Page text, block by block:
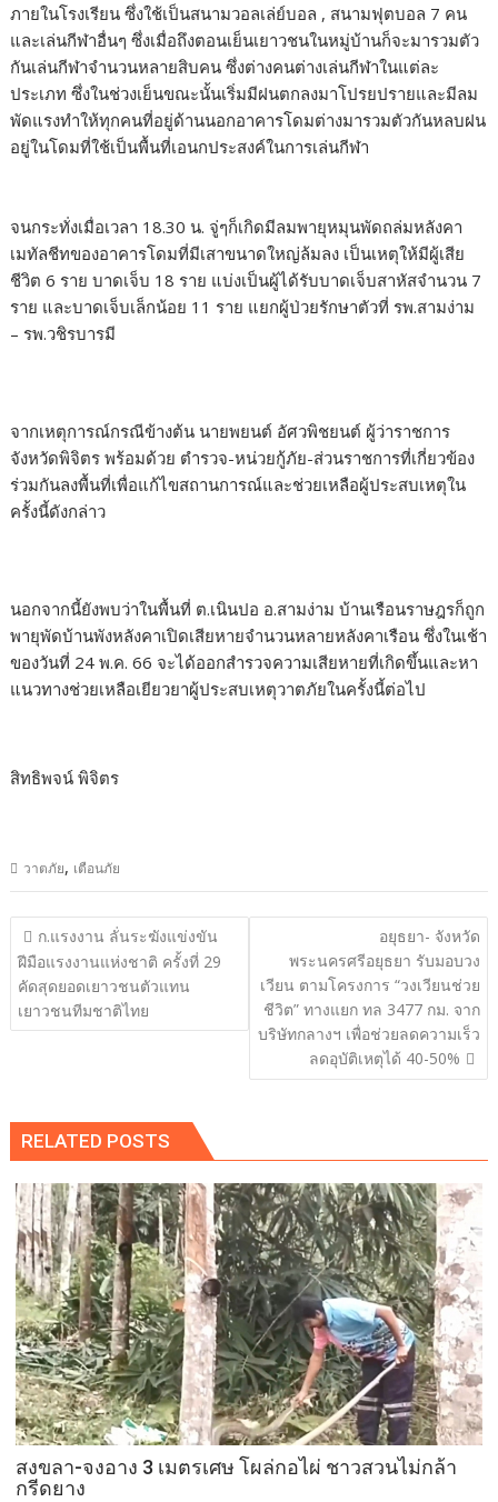
ภายในโรงเรียน ซึ่งใช้เป็นสนามวอลเล่ย์บอล , สนามฟุตบอล 7 คน
และเล่นกีฬาอื่นๆ ซึ่งเมื่อถึงตอนเย็นเยาวชนในหมู่บ้านก็จะมารวมตัว
กันเล่นกีฬาจำนวนหลายสิบคน ซึ่งต่างคนต่างเล่นกีฬาในแต่ละ
ประเภท ซึ่งในช่วงเย็นขณะนั้นเริ่มมีฝนตกลงมาโปรยปรายและมีลม
พัดแรงทำให้ทุกคนที่อยู่ด้านนอกอาคารโดมต่างมารวมตัวกันหลบฝน
อยู่ในโดมที่ใช้เป็นพื้นที่เอนกประสงค์ในการเล่นกีฬา
จนกระทั่งเมื่อเวลา 18.30 น. จู่ๆก็เกิดมีลมพายุหมุนพัดถล่มหลังคา
เมทัลชีทของอาคารโดมที่มีเสาขนาดใหญ่ล้มลง เป็นเหตุให้มีผู้เสีย
ชีวิต 6 ราย บาดเจ็บ 18 ราย แบ่งเป็นผู้ได้รับบาดเจ็บสาหัสจำนวน 7
ราย และบาดเจ็บเล็กน้อย 11 ราย แยกผู้ป่วยรักษาตัวที่ รพ.สามง่าม
– รพ.วชิรบารมี
จากเหตุการณ์กรณีข้างต้น นายพยนต์ อัศวพิชยนต์ ผู้ว่าราชการ
จังหวัดพิจิตร พร้อมด้วย ตำรวจ-หน่วยกู้ภัย-ส่วนราชการที่เกี่ยวข้อง
ร่วมกันลงพื้นที่เพื่อแก้ไขสถานการณ์และช่วยเหลือผู้ประสบเหตุใน
ครั้งนี้ดังกล่าว
นอกจากนี้ยังพบว่าในพื้นที่ ต.เนินปอ อ.สามง่าม บ้านเรือนราษฎรก็ถูก
พายุพัดบ้านพังหลังคาเปิดเสียหายจำนวนหลายหลังคาเรือน ซึ่งในเช้า
ของวันที่ 24 พ.ค. 66 จะได้ออกสำรวจความเสียหายที่เกิดขึ้นและหา
แนวทางช่วยเหลือเยียวยาผู้ประสบเหตุวาตภัยในครั้งนี้ต่อไป
สิทธิพจน์ พิจิตร
วาตภัย, เตือนภัย
แนะแนว
เรื่อง
ก.แรงงาน ลั่นระฆังแข่งขัน
ฝีมือแรงงานแห่งชาติ ครั้งที่ 29
คัดสุดยอดเยาวชนตัวแทน
เยาวชนทีมชาติไทย
อยุธยา- จังหวัด
พระนครศรีอยุธยา รับมอบวง
เวียน ตามโครงการ “วงเวียนช่วย
ชีวิต” ทางแยก ทล 3477 กม. จาก
บริษัทกลางฯ เพื่อช่วยลดความเร็ว
ลดอุบัติเหตุได้ 40-50%
RELATED POSTS
สงขลา-จงอาง 3 เมตรเศษ โผล่กอไผ่ ชาวสวนไม่กล้า
กรีดยาง